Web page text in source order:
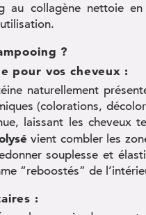
au collagène nettoie
?
pour vos cheveux :
naturellement
(colorations,
laissant les cheveux
vient combler les
souplesse et
“reboostés” de
: